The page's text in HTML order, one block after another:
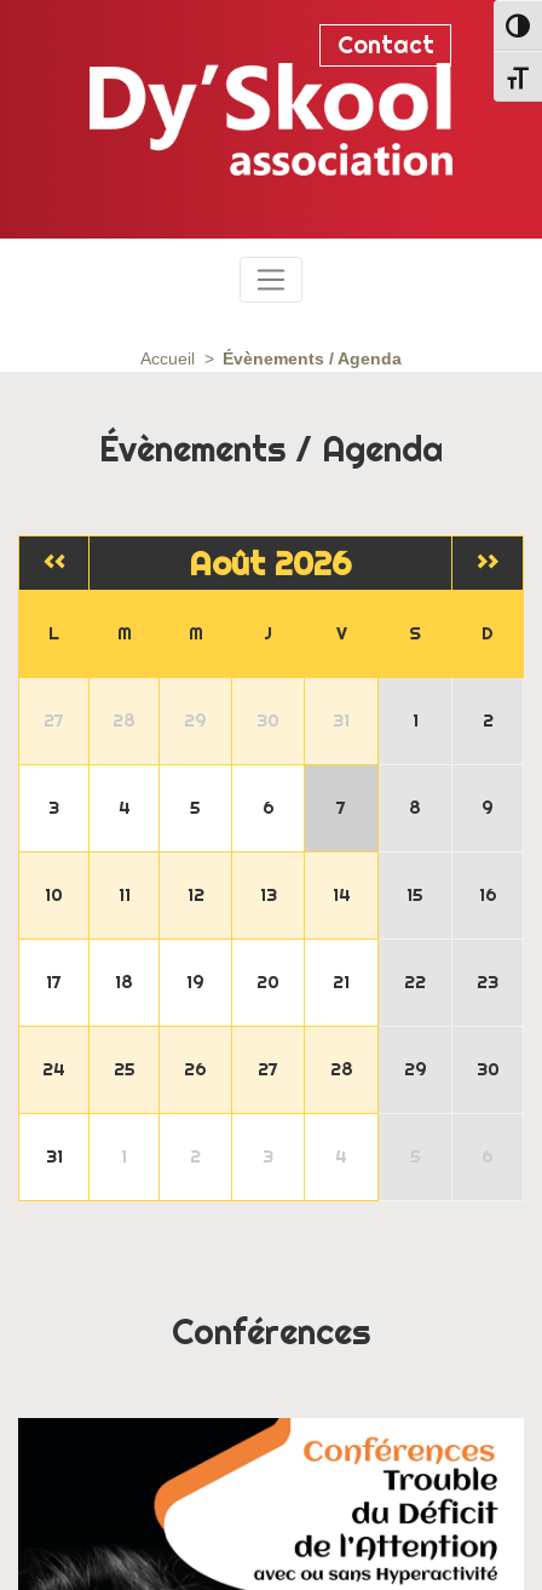
Contact
Accueil Évènements / Agenda
Évènements / Agenda
<< Août 2026 >>
L M M J V S D
27 28 29 30 31 1 2
3 4 5 6 7 8 9
10 11 12 13 14 15 16
17 18 19 20 21 22 23
24 25 26 27 28 29 30
31 1 2 3 4 5 6
Conférences